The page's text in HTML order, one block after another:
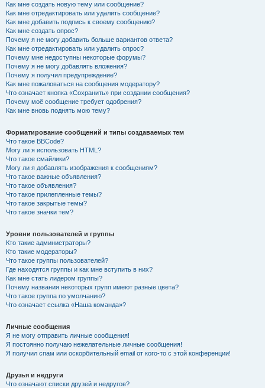
Как мне создать новую тему или сообщение?
Как мне отредактировать или удалить сообщение?
Как мне добавить подпись к своему сообщению?
Как мне создать опрос?
Почему я не могу добавить больше вариантов ответа?
Как мне отредактировать или удалить опрос?
Почему мне недоступны некоторые форумы?
Почему я не могу добавлять вложения?
Почему я получил предупреждение?
Как мне пожаловаться на сообщения модератору?
Что означает кнопка «Сохранить» при создании сообщения?
Почему моё сообщение требует одобрения?
Как мне вновь поднять мою тему?
Форматирование сообщений и типы создаваемых тем
Что такое BBCode?
Могу ли я использовать HTML?
Что такое смайлики?
Могу ли я добавлять изображения к сообщениям?
Что такое важные объявления?
Что такое объявления?
Что такое прилепленные темы?
Что такое закрытые темы?
Что такое значки тем?
Уровни пользователей и группы
Кто такие администраторы?
Кто такие модераторы?
Что такое группы пользователей?
Где находятся группы и как мне вступить в них?
Как мне стать лидером группы?
Почему названия некоторых групп имеют разные цвета?
Что такое группа по умолчанию?
Что означает ссылка «Наша команда»?
Личные сообщения
Я не могу отправить личные сообщения!
Я постоянно получаю нежелательные личные сообщения!
Я получил спам или оскорбительный email от кого-то с этой конференции!
Друзья и недруги
Что означают списки друзей и недругов?